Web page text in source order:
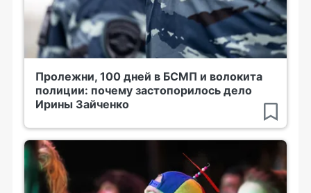
Пролежни, 100 дней в БСМП и волокита
полиции: почему застопорилось дело
Ирины Зайченко